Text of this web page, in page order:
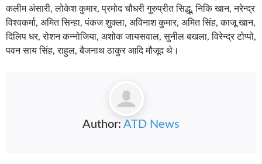
कलीम अंसारी, लोकेश कुमार, प्रमोद चौधरी गुरुप्रीत सिद्धू, निकि खान, नरेन्द्र
विश्वकर्मा, अमित सिन्हा, पंकज शुक्ला, अविनाश कुमार, अमित सिंह, काजू खान,
दिलिप धर, रोशन कन्नोजिया, अशोक जायसवाल, सुनील बखला, विरेन्द्र टोप्पो,
पवन साय सिंह, राहुल, बैजनाथ ठाकुर आदि मौजूद थे।
Author: ATD News